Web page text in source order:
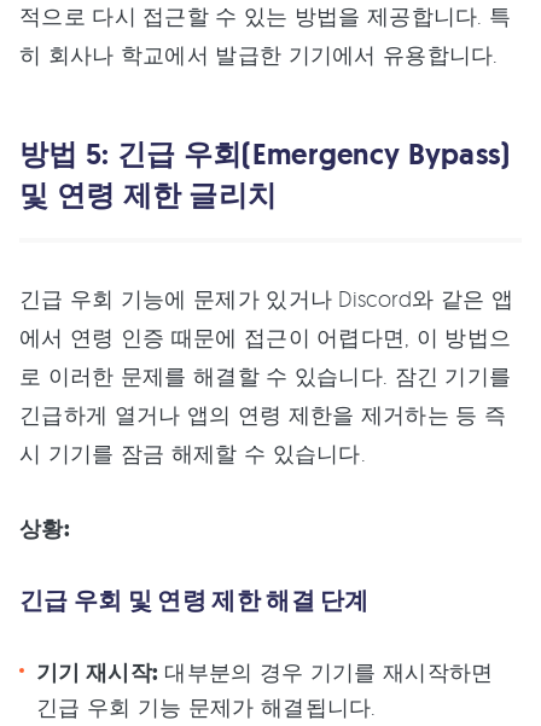
적으로 다시 접근할 수 있는 방법을 제공합니다. 특
히 회사나 학교에서 발급한 기기에서 유용합니다.
방법 5: 긴급 우회(Emergency Bypass)
및 연령 제한 글리치
긴급 우회 기능에 문제가 있거나 Discord와 같은 앱
에서 연령 인증 때문에 접근이 어렵다면, 이 방법으
로 이러한 문제를 해결할 수 있습니다. 잠긴 기기를
긴급하게 열거나 앱의 연령 제한을 제거하는 등 즉
시 기기를 잠금 해제할 수 있습니다.
상황:
긴급 우회 및 연령 제한 해결 단계
기기 재시작: 대부분의 경우 기기를 재시작하면
긴급 우회 기능 문제가 해결됩니다.